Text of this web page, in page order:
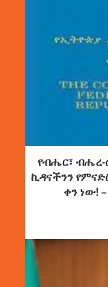
የብሔር፣
ኪዳናችንን
ቀን ነው!